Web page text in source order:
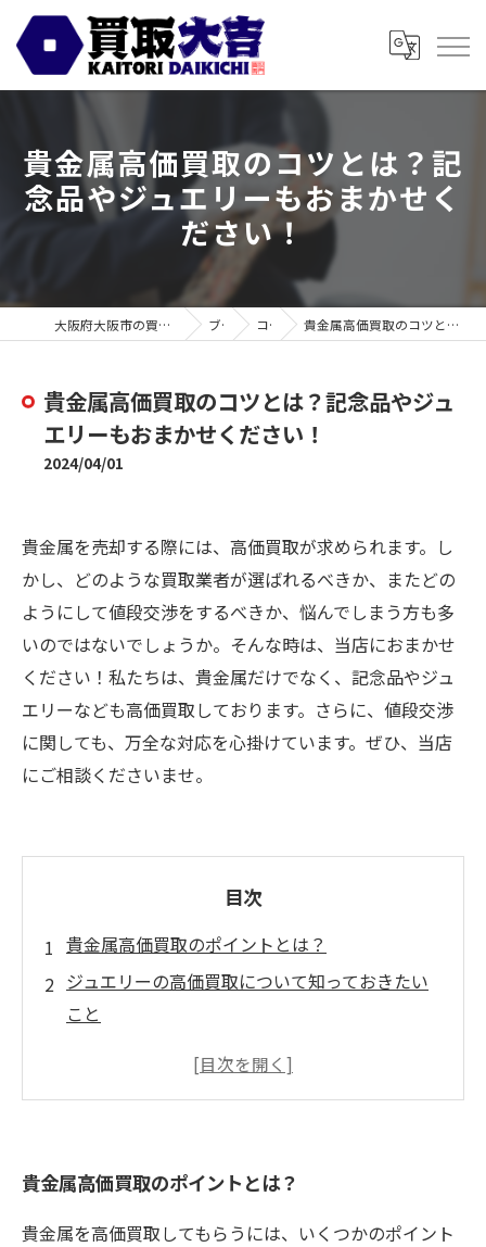
貴金属高価買取のコツとは？記
念品やジュエリーもおまかせく
ださい！
大阪府大阪市の買取なら買取大吉 スギ薬局都島毛馬店 ブログ コラム 貴金属高価買取のコツとは？記念品やジュエリーもおまかせください！
貴金属高価買取のコツとは？記念品やジュ
エリーもおまかせください！
2024/04/01
貴金属を売却する際には、高価買取が求められます。し
かし、どのような買取業者が選ばれるべきか、またどの
ようにして値段交渉をするべきか、悩んでしまう方も多
いのではないでしょうか。そんな時は、当店におまかせ
ください！私たちは、貴金属だけでなく、記念品やジュ
エリーなども高価買取しております。さらに、値段交渉
に関しても、万全な対応を心掛けています。ぜひ、当店
にご相談くださいませ。
目次
貴金属高価買取のポイントとは？
ジュエリーの高価買取について知っておきたい
こと
記念品を高値で売るためのコツ
貴金属高価買取のポイントとは？
貴金属を高価買取してもらうには、いくつかのポイント